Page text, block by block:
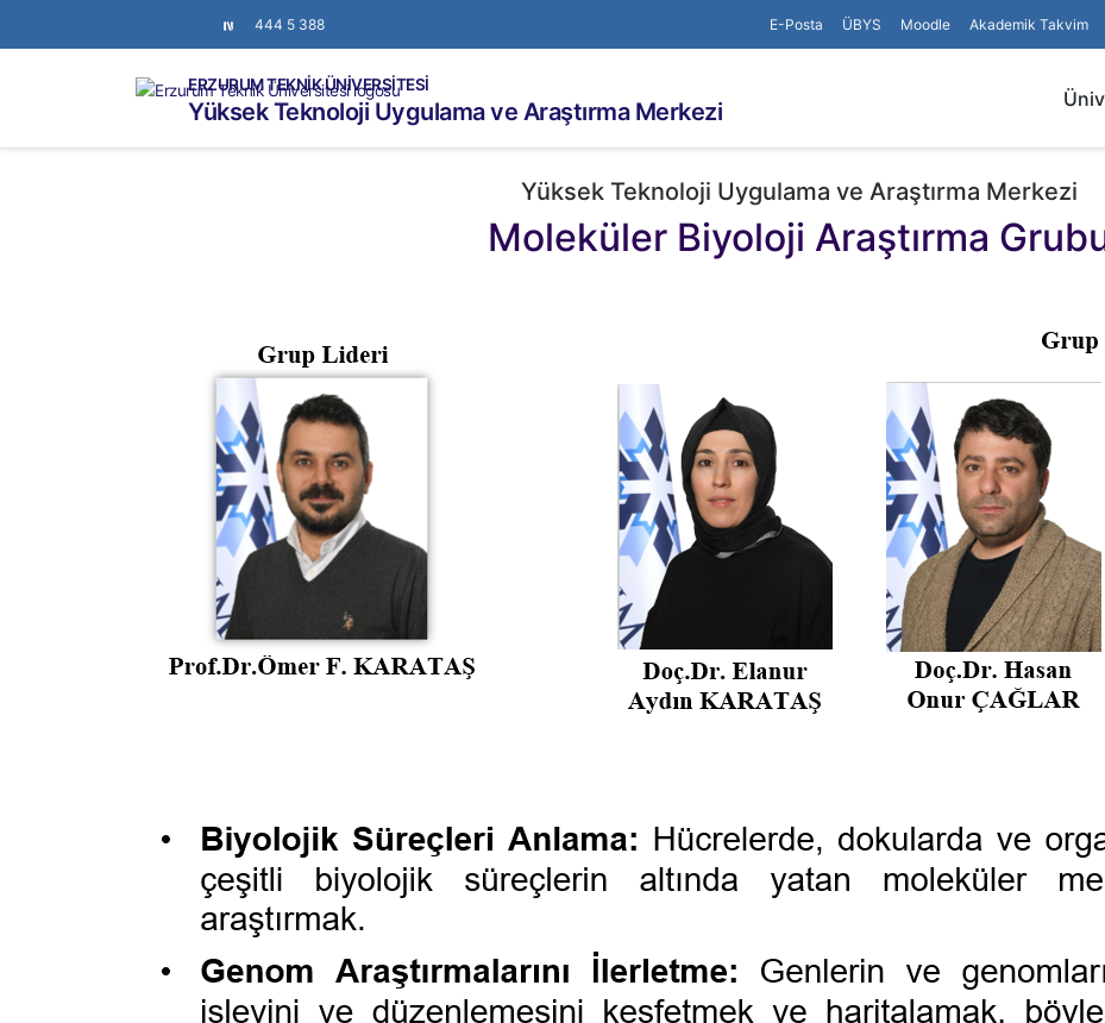
444 5 388 E-Posta ÜBYS Moodle Akademik Takvim
ERZURUM TEKNİK ÜNİVERSİTESİ
Yüksek Teknoloji Uygulama ve Araştırma Merkezi
Yüksek Teknoloji Uygulama ve Araştırma Merkezi
Moleküler Biyoloji Araştırma